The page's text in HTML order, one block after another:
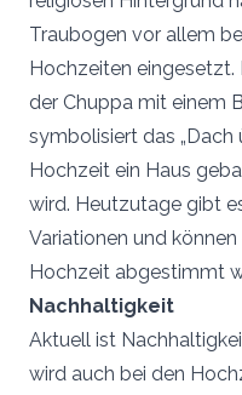
Traubogen vor allem
Hochzeiten
der Chuppa mit einem
symbolisiert das „Dach
Hochzeit ein Haus
wird. Heutzutage gibt
Variationen und
Hochzeit abgestimmt
Nachhaltigkeit
Aktuell ist
wird auch bei den